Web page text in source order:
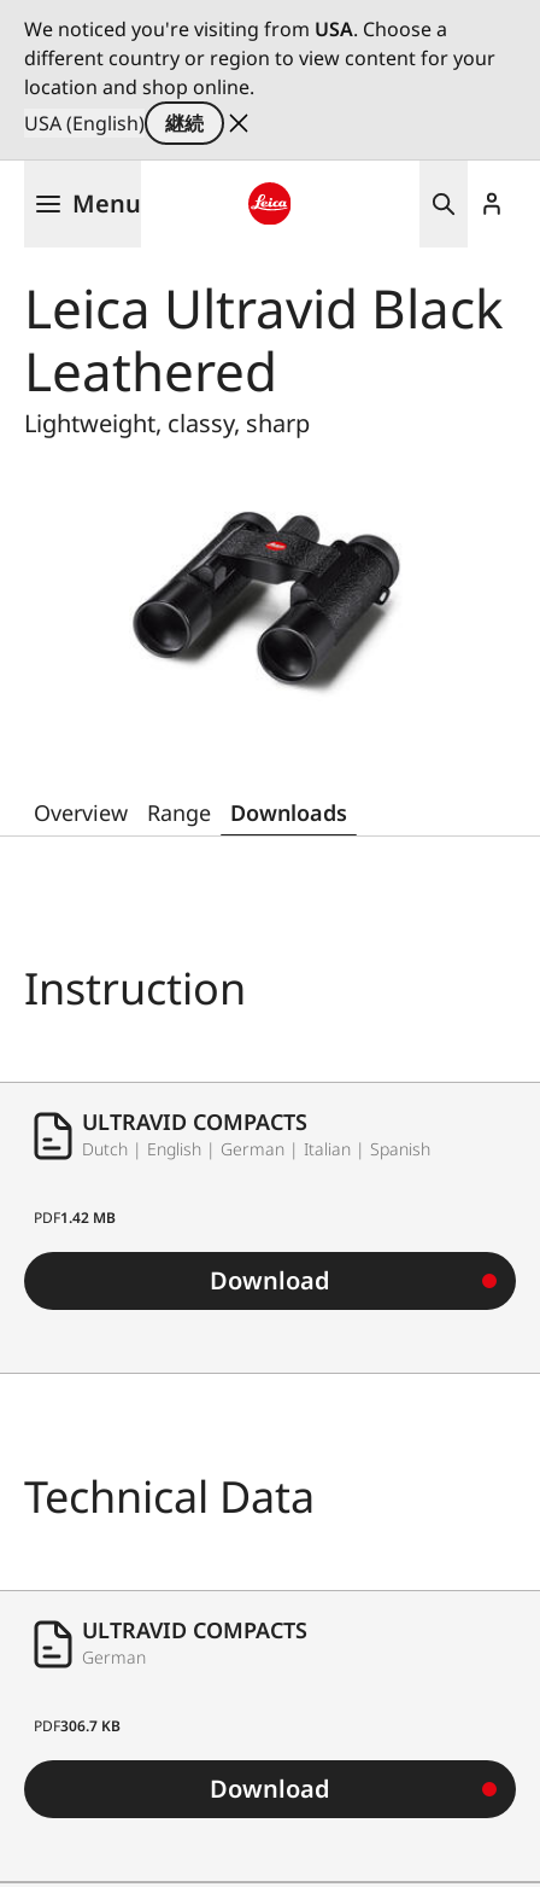
We noticed you're visiting from USA. Choose a
different country or region to view content for your
location and shop online.
USA (English)
継続
Menu
Leica Ultravid Black
Leathered
Lightweight, classy, sharp
Overview Range Downloads
Instruction
ULTRAVID COMPACTS
Dutch | English | German | Italian | Spanish
PDF1.42 MB
Download
Technical Data
ULTRAVID COMPACTS
German
PDF306.7 KB
Download